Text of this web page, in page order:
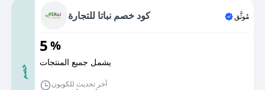
خصم
كود خصم نباتا للتجارة مُوثَّق
5%
يشمل جميع المنتجات
آخر تحديث للكوبون